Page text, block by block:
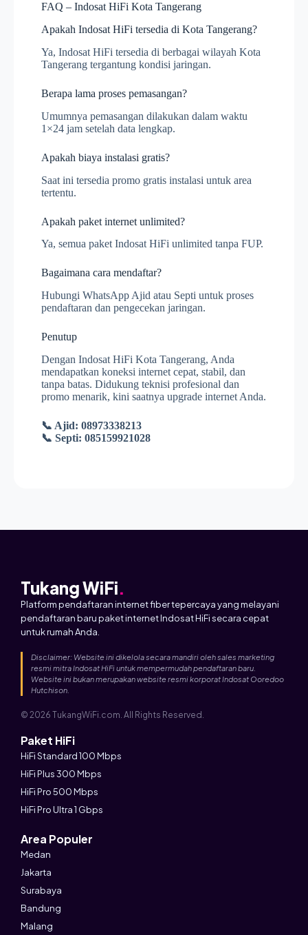
FAQ – Indosat HiFi Kota Tangerang
Apakah Indosat HiFi tersedia di Kota Tangerang?
Ya, Indosat HiFi tersedia di berbagai wilayah Kota
Tangerang tergantung kondisi jaringan.
Berapa lama proses pemasangan?
Umumnya pemasangan dilakukan dalam waktu
1×24 jam setelah data lengkap.
Apakah biaya instalasi gratis?
Saat ini tersedia promo gratis instalasi untuk area
tertentu.
Apakah paket internet unlimited?
Ya, semua paket Indosat HiFi unlimited tanpa FUP.
Bagaimana cara mendaftar?
Hubungi WhatsApp Ajid atau Septi untuk proses
pendaftaran dan pengecekan jaringan.
Penutup
Dengan Indosat HiFi Kota Tangerang, Anda
mendapatkan koneksi internet cepat, stabil, dan
tanpa batas. Didukung teknisi profesional dan
promo menarik, kini saatnya upgrade internet Anda.
📞 Ajid: 08973338213
📞 Septi: 085159921028
Tukang WiFi.
Platform pendaftaran internet fiber tepercaya yang melayani
pendaftaran baru paket internet Indosat HiFi secara cepat
untuk rumah Anda.
Disclaimer: Website ini dikelola secara mandiri oleh sales marketing
resmi mitra Indosat HiFi untuk mempermudah pendaftaran baru.
Website ini bukan merupakan website resmi korporat Indosat Ooredoo
Hutchison.
© 2026 TukangWiFi.com. All Rights Reserved.
Paket HiFi
HiFi Standard 100 Mbps
HiFi Plus 300 Mbps
HiFi Pro 500 Mbps
HiFi Pro Ultra 1 Gbps
Area Populer
Medan
Jakarta
Surabaya
Bandung
Malang